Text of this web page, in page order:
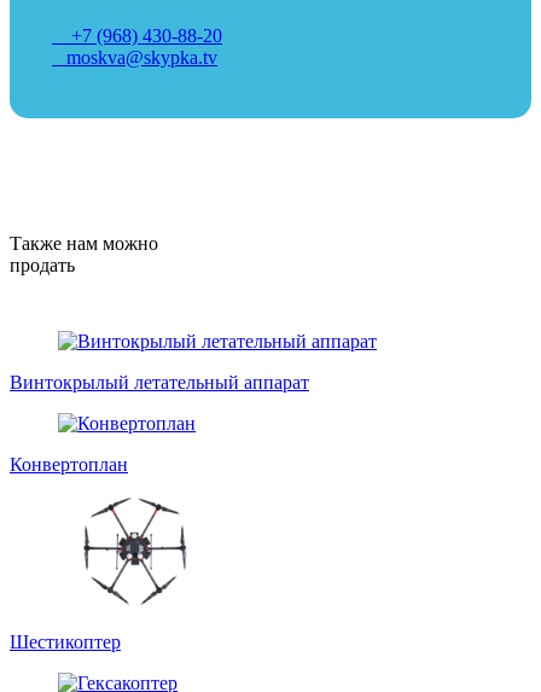
+7 (968) 430-88-20
moskva@skypka.tv
Также нам можно
продать
Винтокрылый летательный аппарат
Конвертоплан
Шестикоптер